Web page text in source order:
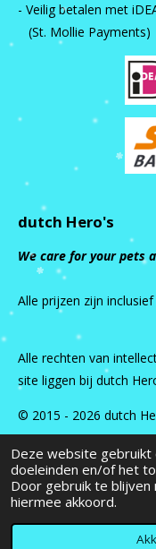
Deze website gebruikt
doeleinden en/of het
Door gebruik te blijven
hiermee akkoord.
- Veilig betalen met
(St. Mollie Payments)
dutch Hero's
We care for your pets
Alle prijzen zijn inclusief
Alle rechten van
site liggen bij dutch
© 2015 - 2026 dutch